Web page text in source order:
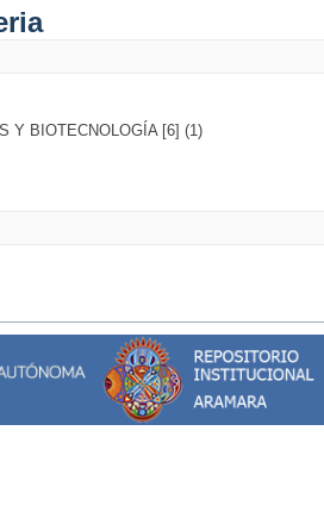
Y BIOTECNOLOGÍA [6] (1)